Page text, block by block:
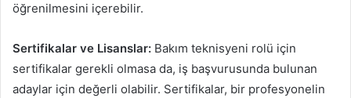
öğrenilmesini içerebilir.
Sertifikalar ve Lisanslar: Bakım teknisyeni rolü için
sertifikalar gerekli olmasa da, iş başvurusunda bulunan
adaylar için değerli olabilir. Sertifikalar, bir profesyonelin